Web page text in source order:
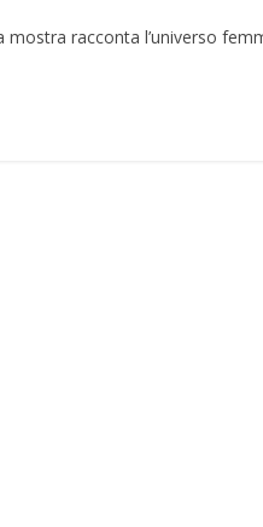
mostra racconta l’universo